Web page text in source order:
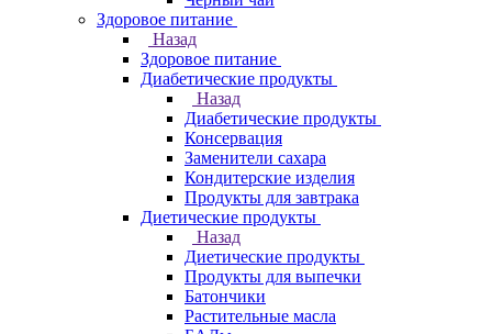
Здоровое питание
Назад
Здоровое питание
Диабетические продукты
Назад
Диабетические продукты
Консервация
Заменители сахара
Кондитерские изделия
Продукты для завтрака
Диетические продукты
Назад
Диетические продукты
Продукты для выпечки
Батончики
Растительные масла